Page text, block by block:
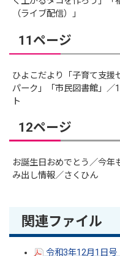
（ライブ配信）」
11ページ
ひよこだより「子育て支援
パーク」「市民図書館」／
ト
12ページ
お誕生日おめでとう／今年
み出し情報／さくひん
関連ファイル
令和3年12月1日